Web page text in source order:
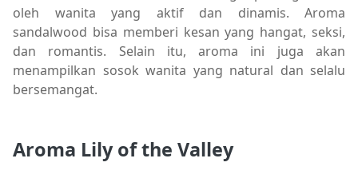
oleh wanita yang aktif dan dinamis. Aroma
sandalwood bisa memberi kesan yang hangat, seksi,
dan romantis. Selain itu, aroma ini juga akan
menampilkan sosok wanita yang natural dan selalu
bersemangat.
Aroma Lily of the Valley